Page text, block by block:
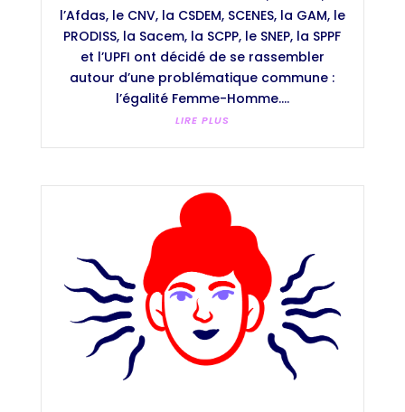
l’Afdas, le CNV, la CSDEM, SCENES, la GAM, le
PRODISS, la Sacem, la SCPP, le SNEP, la SPPF
et l’UPFI ont décidé de se rassembler
autour d’une problématique commune :
l’égalité Femme-Homme....
LIRE PLUS